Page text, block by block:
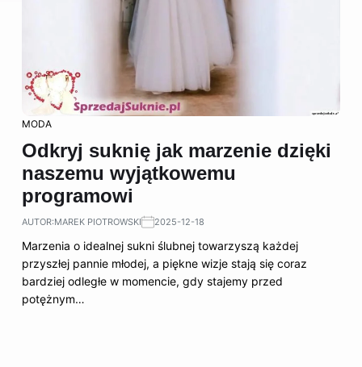
MODA
Odkryj suknię jak marzenie dzięki
naszemu wyjątkowemu
programowi
AUTOR:MAREK PIOTROWSKI 2025-12-18
Marzenia o idealnej sukni ślubnej towarzyszą każdej
przyszłej pannie młodej, a piękne wizje stają się coraz
bardziej odległe w momencie, gdy stajemy przed
potężnym…